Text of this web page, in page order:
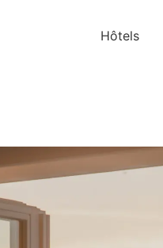
Hôtels